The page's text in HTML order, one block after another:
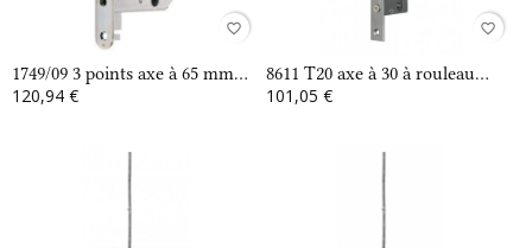
favorite_border
1749/09 3 points axe à 65 mm...
120,94 €
favorite_border
8611 T20 axe à 30 à rouleau...
101,05 €